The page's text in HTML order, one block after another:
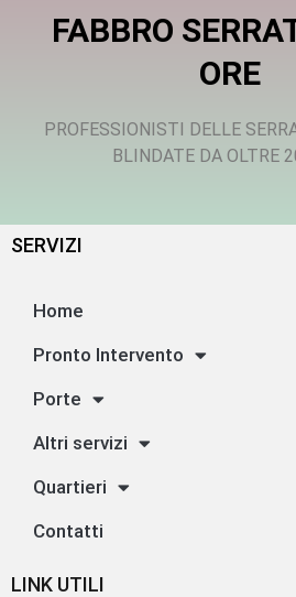
FABBRO
ORE
PROFESSIONISTI DELLE
BLINDATE DA OLTRE
SERVIZI
Home
Pronto Intervento
Porte
Altri servizi
Quartieri
Contatti
LINK UTILI